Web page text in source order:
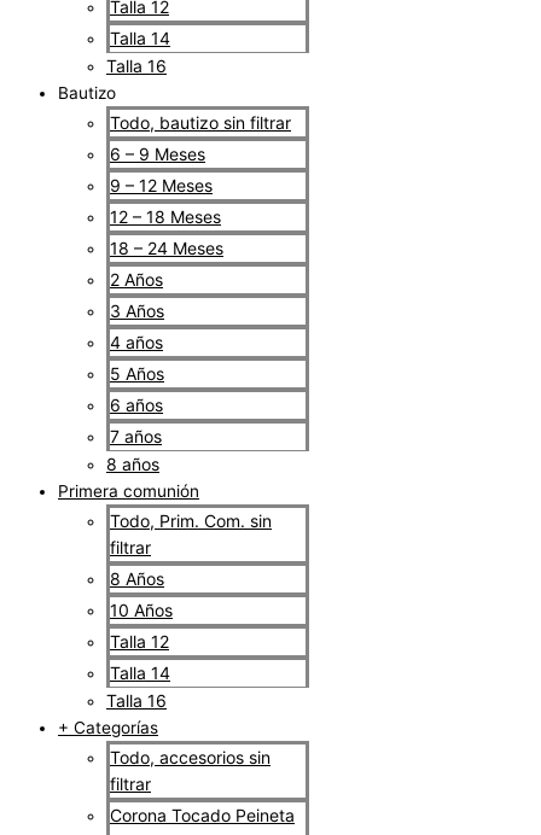
Talla 12
Talla 14
Talla 16
Bautizo
Todo, bautizo sin filtrar
6 – 9 Meses
9 – 12 Meses
12 – 18 Meses
18 – 24 Meses
2 Años
3 Años
4 años
5 Años
6 años
7 años
8 años
Primera comunión
Todo, Prim. Com. sin
filtrar
8 Años
10 Años
Talla 12
Talla 14
Talla 16
+ Categorías
Todo, accesorios sin
filtrar
Corona Tocado Peineta